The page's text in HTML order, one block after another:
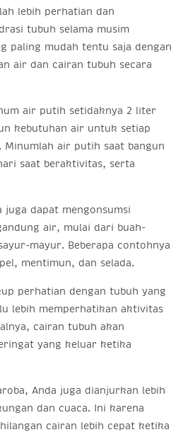
lebih perhatian dan
tubuh selama musim
paling mudah tentu saja dengan
air dan cairan tubuh secara
air putih setidaknya 2 liter
kebutuhan air untuk setiap
Minumlah air putih saat bangun
saat beraktivitas, serta
juga dapat mengonsumsi
air, mulai dari buah-
mayur. Beberapa contohnya
mentimun, dan selada.
perhatian dengan tubuh yang
lebih memperhatikan aktivitas
cairan tubuh akan
yang keluar ketika
Anda juga dianjurkan lebih
dan cuaca. Ini karena
cairan lebih cepat ketika